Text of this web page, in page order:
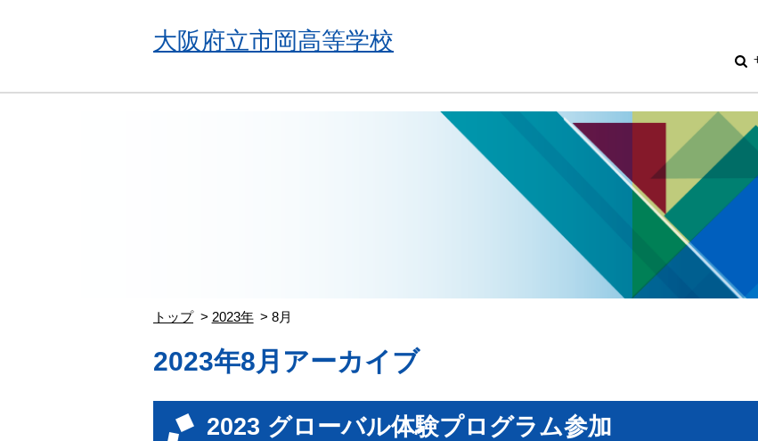
大阪府立市岡高等学校
トップ 2023年 8月
2023年8月アーカイブ
2023 グローバル体験プログラム参加